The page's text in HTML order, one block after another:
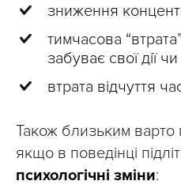
зниження
тимчасова
забуває свої дії
втрата відчуття
Також близьким варто
якщо в поведінці
психологічні зміни: